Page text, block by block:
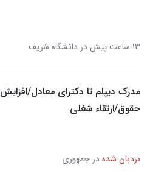
۱۳ ساعت پیش در دانشگاه شریف
مدرک دیپلم تا دکترای معادل/افزایش
حقوق/ارتقاء شغلی
نردبان شدهدر جمهوری